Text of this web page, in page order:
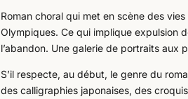
Roman choral qui met en scène des
Olympiques. Ce qui implique expulsion
l’abandon. Une galerie de portraits aux
S’il respecte, au début, le genre du
des calligraphies japonaises, des